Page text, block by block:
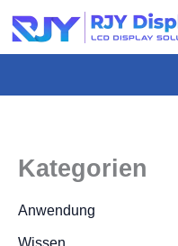
Wähle
eine
Höhe
Popup.
Kategorien
Anwendung
Wissen